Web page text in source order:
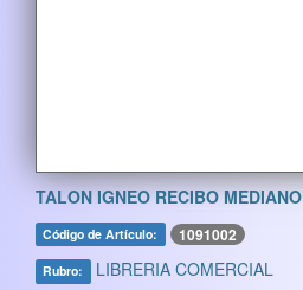
TALON IGNEO RECIBO MEDIANO
Código de Artículo: 1091002
Rubro: LIBRERIA COMERCIAL